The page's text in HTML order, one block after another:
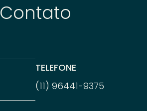
Contato
TELEFONE
(11) 96441-9375